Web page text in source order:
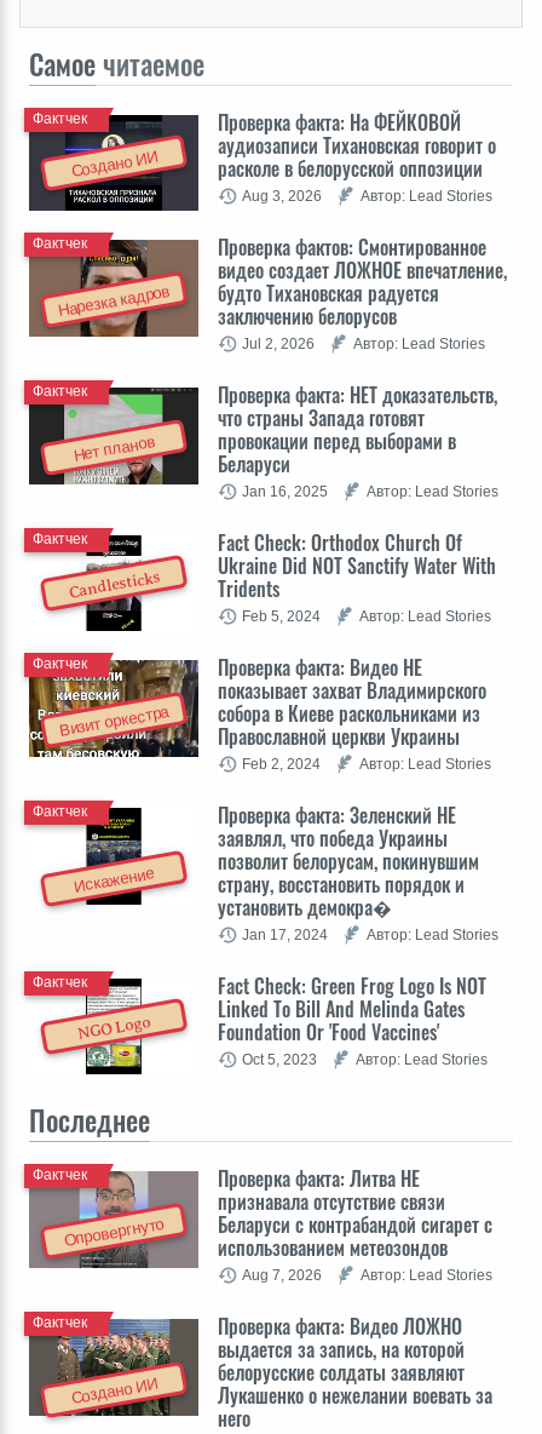
Самое читаемое
Создано ИИ
Проверка факта: На ФЕЙКОВОЙ
аудиозаписи Тихановская говорит о
расколе в белорусской оппозиции
Фактчек
Aug 3, 2026 Автор: Lead Stories
Нарезка кадров
Проверка фактов: Cмонтированное
видео создает ЛОЖНОЕ впечатление,
будто Тихановская радуется
заключению белорусов
Фактчек
Jul 2, 2026 Автор: Lead Stories
Нет планов
Проверка факта: НЕТ доказательств,
что страны Запада готовят
провокации перед выборами в
Беларуси
Фактчек
Jan 16, 2025 Автор: Lead Stories
Candlesticks
Fact Check: Orthodox Church Of
Ukraine Did NOT Sanctify Water With
Tridents
Фактчек
Feb 5, 2024 Автор: Lead Stories
Визит оркестра
Проверка факта: Видео НЕ
показывает захват Владимирского
собора в Киеве раскольниками из
Православной церкви Украины
Фактчек
Feb 2, 2024 Автор: Lead Stories
Искажение
Проверка факта: Зеленский НЕ
заявлял, что победа Украины
позволит белорусам, покинувшим
страну, восстановить порядок и
установить демокра�
Фактчек
Jan 17, 2024 Автор: Lead Stories
NGO Logo
Fact Check: Green Frog Logo Is NOT
Linked To Bill And Melinda Gates
Foundation Or 'Food Vaccines'
Фактчек
Oct 5, 2023 Автор: Lead Stories
Последнее
Опровергнуто
Проверка факта: Литва НЕ
признавала отсутствие связи
Беларуси с контрабандой сигарет с
использованием метеозондов
Фактчек
Aug 7, 2026 Автор: Lead Stories
Создано ИИ
Проверка факта: Видео ЛОЖНО
выдается за запись, на которой
белорусские солдаты заявляют
Лукашенко о нежелании воевать за
него
Фактчек